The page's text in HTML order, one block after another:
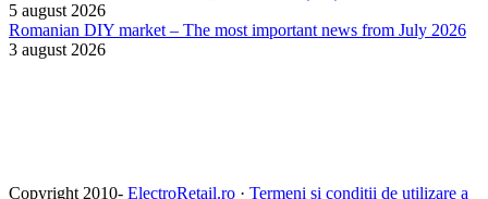
5 august 2026
Romanian DIY market – The most important news from July 2026
3 august 2026
Copyright 2010- ElectroRetail.ro · Termeni si conditii de utilizare a